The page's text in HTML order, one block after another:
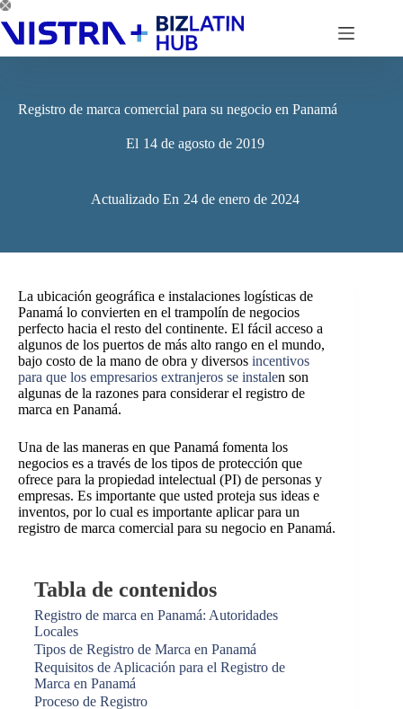
Saltar
al
contenido
Registro de marca comercial para su negocio en Panamá
El 14 de agosto de 2019
Actualizado En 24 de enero de 2024
La ubicación geográfica e instalaciones logísticas de
Panamá lo convierten en el trampolín de negocios
perfecto hacia el resto del continente. El fácil acceso a
algunos de los puertos de más alto rango en el mundo,
bajo costo de la mano de obra y diversos incentivos
para que los empresarios extranjeros se instalen son
algunas de la razones para considerar el registro de
marca en Panamá.
Una de las maneras en que Panamá fomenta los
negocios es a través de los tipos de protección que
ofrece para la propiedad intelectual (PI) de personas y
empresas. Es importante que usted proteja sus ideas e
inventos, por lo cual es importante aplicar para un
registro de marca comercial para su negocio en Panamá.
Tabla de contenidos
Registro de marca en Panamá: Autoridades
Locales
Tipos de Registro de Marca en Panamá
Requisitos de Aplicación para el Registro de
Marca en Panamá
Proceso de Registro